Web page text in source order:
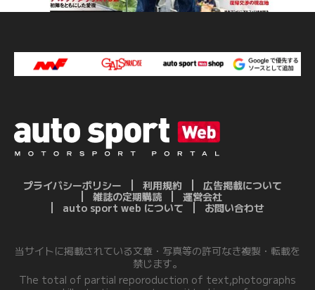
プライバシーポリシー 利用規約
広告掲載について
雑誌の定期購読
運営会社
auto sport web について
お問い合わせ
当サイトに掲載されている文章・写真等の許可なき複製・転載を
禁じます。
The total of partial reporoduction of text,photographs